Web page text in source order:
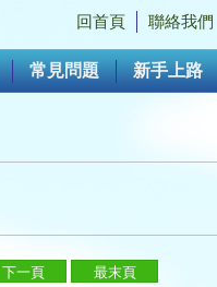
回首頁 聯絡我們
常見問題 新手上路